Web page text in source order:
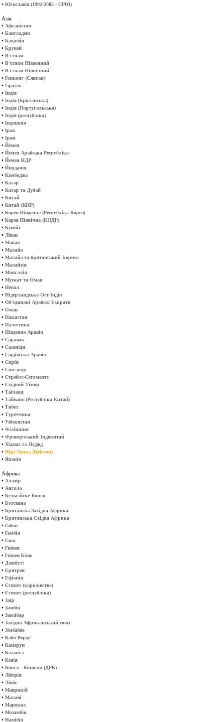
• Югославія (1992-2003 - СРЮ)
Азія
• Афганістан
• Бангладеш
• Бахрейн
• Бруней
• В'єтнам
• В'єтнам Південний
• В'єтнам Північний
• Гонконг (Сянган)
• Ізраїль
• Індія
• Індія (Британська)
• Індія (Португальська)
• Індія (республіка)
• Індонезія
• Ірак
• Іран
• Йемен
• Йемен Арабська Республіка
• Йемен НДР
• Йорданія
• Камбоджа
• Катар
• Катар та Дубай
• Китай
• Китай (КНР)
• Корея Південна (Республіка Корея)
• Корея Північна (КНДР)
• Кувейт
• Ліван
• Макао
• Малайа
• Малайа та британський Борнео
• Малайзія
• Монголія
• Мускат та Оман
• Непал
• Нідерландська Ост-Індія
• Об'єдинані Арабскі Емірати
• Оман
• Пакистан
• Палестина
• Південна Аравія
• Саравак
• Сасаніди
• Саудівська Аравія
• Сирія
• Сінгапур
• Стрейтс-Сетлментс
• Східний Тімор
• Таїланд
• Тайвань (Республіка Китай)
• Тибет
• Туреччина
• Узбекистан
• Філіппіни
• Французський Індокитай
• Хіджаз та Неджд
• Шрі-Ланка (Цейлон)
• Японія
Африка
• Алжир
• Ангола
• Бельгійске Конго
• Ботсвана
• Британска Західна Африка
• Британська Східна Африка
• Габон
• Гамбія
• Гана
• Гвінея
• Гвінея Бісау
• Джибуті
• Еритрея
• Ефіопія
• Єгипет (королівство)
• Єгипет (республіка)
• Заїр
• Замбія
• Занзібар
• Західно Африканський союз
• Зімбабве
• Кабо-Верде
• Камерун
• Катанга
• Кенія
• Конго - Кіншаса (ДРК)
• Ліберія
• Лівія
• Маврикій
• Малаві
• Марокко
• Мозамбік
• Намібія